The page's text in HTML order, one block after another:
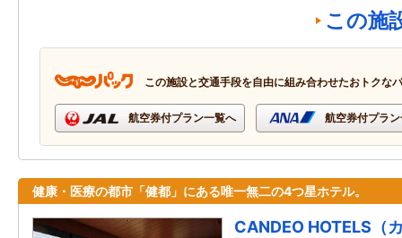
この施
この施設と交通手段を自由に組み合わせたおトクな
航空券付プラン一覧へ 航空券付プラ
健康・医療の都市「健都」にある唯一無二の4つ星ホテル。
CANDEO HOTELS（